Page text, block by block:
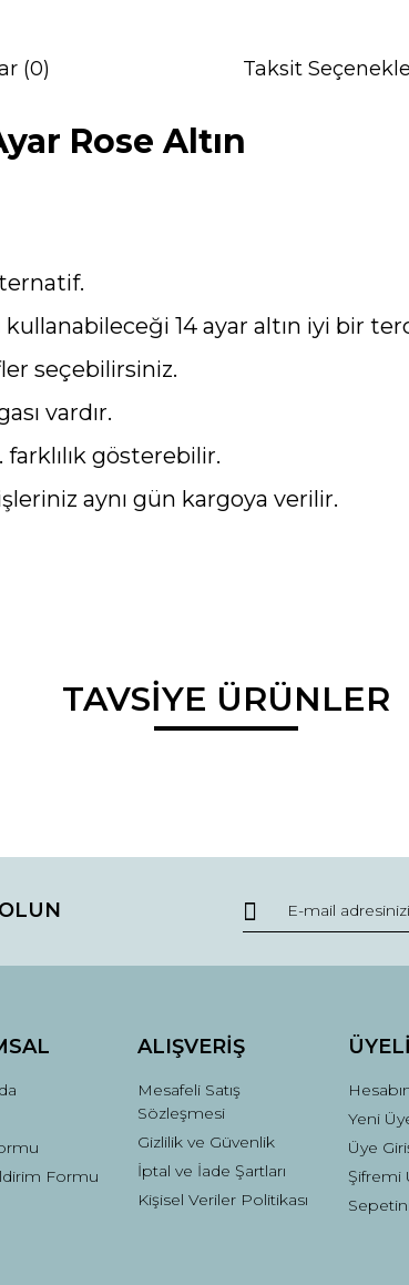
(0) Taksit
Rose Altın
14 ayar altın iyi bir
seçebilirsiniz.
vardır.
farklılık gösterebilir.
aynı gün kargoya verilir.
Bu ürüne ilk yorumu siz yapın!
diğer konularda yetersiz gördüğünüz noktaları öneri
TAVSİYE ÜRÜNLER
Formu
ALIŞVERİŞ
Mesafeli Satış
Sözleşmesi
Gizlilik ve Güvenlik
İptal ve İade Şartları
Kişisel Veriler Politikası
Yeni
Üye
Şifremi